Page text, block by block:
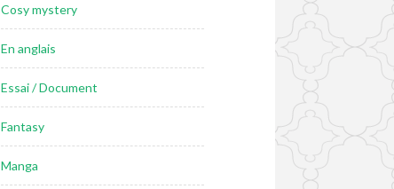
Cosy mystery
En anglais
Essai / Document
Fantasy
Manga